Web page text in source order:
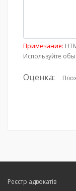
Примечание:
Используйте
Оценка:
Реєстр адвокатів